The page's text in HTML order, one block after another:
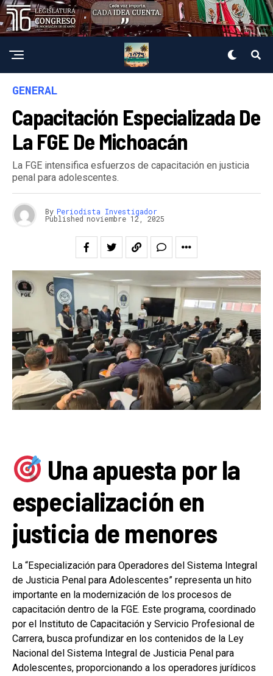
GENERAL
Capacitación Especializada De
La FGE De Michoacán
La FGE intensifica esfuerzos de capacitación en justicia
penal para adolescentes.
By Periodista Investigador
Published noviembre 12, 2025
Una apuesta por la
especialización en
justicia de menores
La “Especialización para Operadores del Sistema Integral
de Justicia Penal para Adolescentes” representa un hito
importante en la modernización de los procesos de
capacitación dentro de la FGE. Este programa, coordinado
por el Instituto de Capacitación y Servicio Profesional de
Carrera, busca profundizar en los contenidos de la Ley
Nacional del Sistema Integral de Justicia Penal para
Adolescentes, proporcionando a los operadores jurídicos